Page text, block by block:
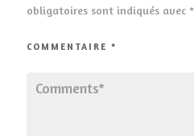
obligatoires sont indiqués avec *
COMMENTAIRE *